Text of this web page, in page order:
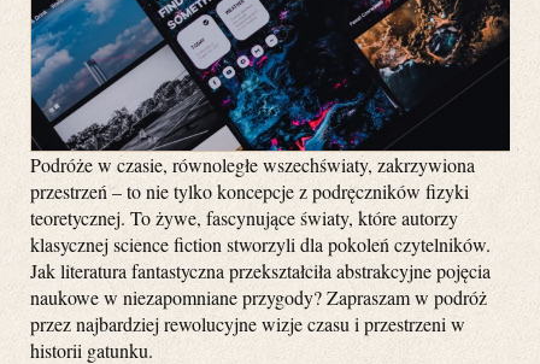
Podróże w czasie, równoległe wszechświaty, zakrzywiona
przestrzeń – to nie tylko koncepcje z podręczników fizyki
teoretycznej. To żywe, fascynujące światy, które autorzy
klasycznej science fiction stworzyli dla pokoleń czytelników.
Jak literatura fantastyczna przekształciła abstrakcyjne pojęcia
naukowe w niezapomniane przygody? Zapraszam w podróż
przez najbardziej rewolucyjne wizje czasu i przestrzeni w
historii gatunku.